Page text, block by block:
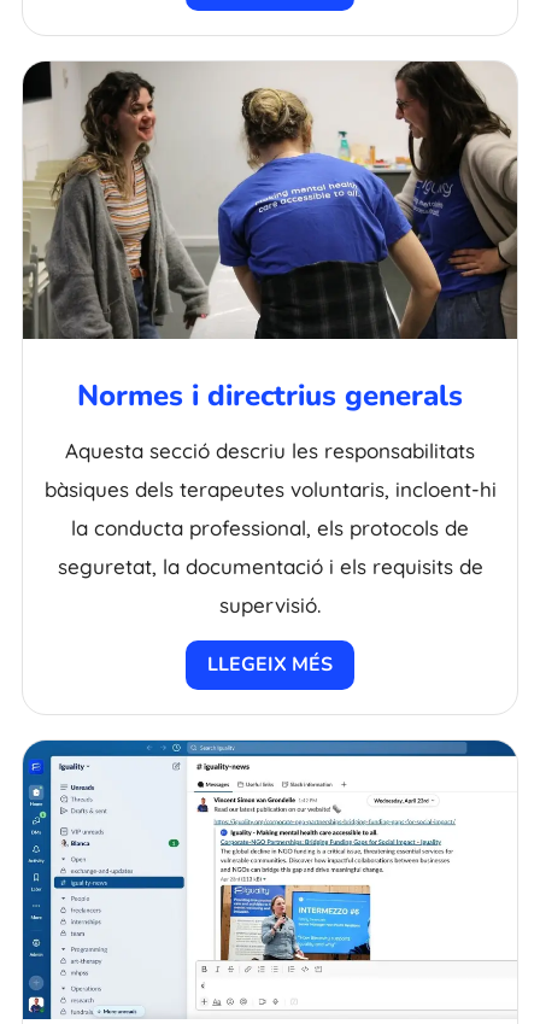
Normes i directrius generals
Aquesta secció descriu les responsabilitats
bàsiques dels terapeutes voluntaris, incloent-hi
la conducta professional, els protocols de
seguretat, la documentació i els requisits de
supervisió.
LLEGEIX MÉS